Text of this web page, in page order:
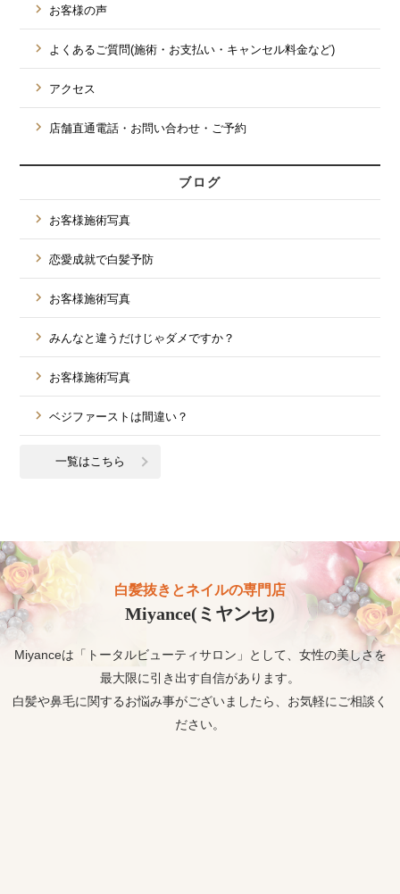
お客様の声
よくあるご質問(施術・お支払い・キャンセル料金など)
アクセス
店舗直通電話・お問い合わせ・ご予約
ブログ
お客様施術写真
恋愛成就で白髪予防
お客様施術写真
みんなと違うだけじゃダメですか？
お客様施術写真
ベジファーストは間違い？
一覧はこちら
白髪抜きとネイルの専門店
Miyance(ミヤンセ)
Miyanceは「トータルビューティサロン」として、女性の美しさを
最大限に引き出す自信があります。
白髪や鼻毛に関するお悩み事がございましたら、お気軽にご相談く
ださい。